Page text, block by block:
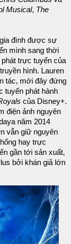
Musical, The
đình được sự
mình sang thời
trực tuyến của
hình. Lauren
tác, mới đây đứng
tuyến phát hành
của Disney+.
điện ảnh nguyên
năm 2014
vẫn giữ nguyên
hay trực
gần tới sản xuất,
bởi khán giả lớn